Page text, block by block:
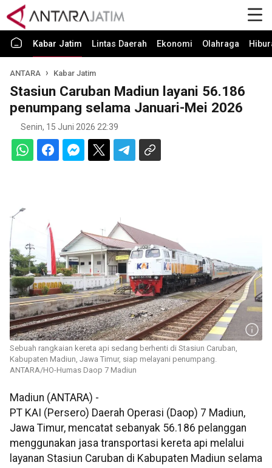
Kabar Jatim Lintas Daerah Ekonomi Olahraga
ANTARA Kabar Jatim
Stasiun Caruban Madiun layani 56.186
penumpang selama Januari-Mei 2026
Senin, 15 Juni 2026 22:39
Sebuah rangkaian kereta api sedang berhenti di Stasiun Caruban,
Kabupaten Madiun, Jawa Timur, siap melayani penumpang.
ANTARA/HO-Humas Daop 7 Madiun
Madiun (ANTARA) -
PT KAI (Persero) Daerah Operasi (Daop) 7 Madiun,
Jawa Timur, mencatat sebanyak 56.186 pelanggan
menggunakan jasa transportasi kereta api melalui
layanan Stasiun Caruban di Kabupaten Madiun selama